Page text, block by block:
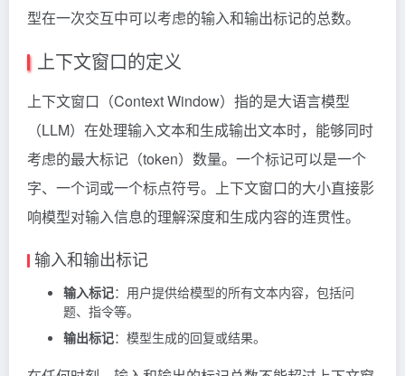
型在一次交互中可以考虑的输入和输出标记的总数。
上下文窗口的定义
上下文窗口（Context Window）指的是大语言模型
（LLM）在处理输入文本和生成输出文本时，能够同时
考虑的最大标记（token）数量。一个标记可以是一个
字、一个词或一个标点符号。上下文窗口的大小直接影
响模型对输入信息的理解深度和生成内容的连贯性。
输入和输出标记
输入标记：用户提供给模型的所有文本内容，包括问
题、指令等。
输出标记：模型生成的回复或结果。